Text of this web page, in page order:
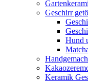
Geschirr
Hund
Keramik